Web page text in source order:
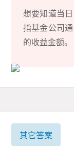
想要知道当
指基金公司
的收益金额。
其它答案